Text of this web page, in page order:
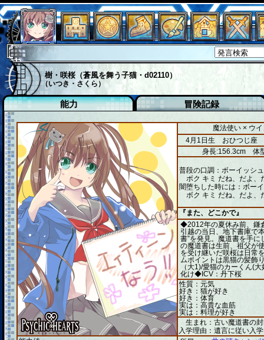
樹・咲桜（蒼風を舞う子猫・d02110）
（いつき・さくら）
能力 冒険記録
魔法使い × ウ
4月1日生 おひつじ座
身長:156.3cm 体
普段の口調：ボーイッシュ
ボク キミ だね、だよ、
闇堕ちした時には：ボー
ボク キミ だね、だよ、
『また、どこかで』
◆2012年の夏休み前、鎌
引越の当日、地下書庫で
書”を発見。魔道書を手に
の魔道書は生前、祖父が
を受け継いだ咲桜は日常
ムポイントは黒猫の髪飾
（大1)/愛猫のカーくん(
化け◆ICV：丹下桜
性質：元気
好き：猫が好き
好き：体育
実は：高貴な血筋
実は：料理が好き
生まれ：古い魔道書の
入学理由：遺言に従い入